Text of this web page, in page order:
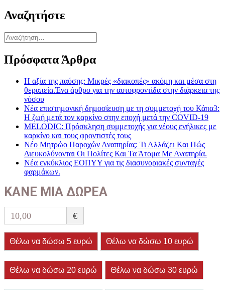
Αναζητήστε
Αναζήτηση
για:
Πρόσφατα Άρθρα
Η αξία της παύσης: Μικρές «διακοπές» ακόμη και μέσα στη
θεραπεία.Ένα άρθρο για την αυτοφροντίδα στην διάρκεια της
νόσου
Νέα επιστημονική δημοσίευση με τη συμμετοχή του Κάπα3:
Η ζωή μετά τον καρκίνο στην εποχή μετά την COVID-19
MELODIC: Πρόσκληση συμμετοχής για νέους ενήλικες με
καρκίνο και τους φροντιστές τους
Νέο Μητρώο Παροχών Αναπηρίας: Τι Αλλάζει Και Πώς
Διευκολύνονται Οι Πολίτες Και Τα Άτομα Με Αναπηρία.
Νέα εγκύκλιος ΕΟΠΥΥ για τις διασυνοριακές συνταγές
φαρμάκων.
ΚΑΝΕ ΜΙΑ ΔΩΡΕΑ
10,00 €
Θέλω να δώσω 5 ευρώ Θέλω να δώσω 10 ευρώ
Θέλω να δώσω 20 ευρώ Θέλω να δώσω 30 ευρώ